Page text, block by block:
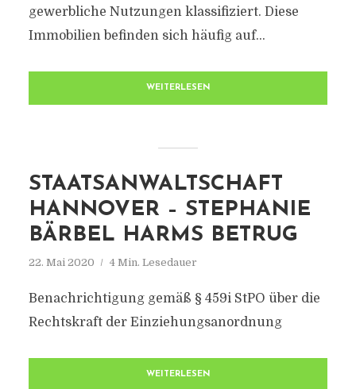
gewerbliche Nutzungen klassifiziert. Diese
Immobilien befinden sich häufig auf...
WEITERLESEN
STAATSANWALTSCHAFT
HANNOVER – STEPHANIE
BÄRBEL HARMS BETRUG
22. Mai 2020 4 Min. Lesedauer
Benachrichtigung gemäß § 459i StPO über die
Rechtskraft der Einziehungsanordnung
WEITERLESEN